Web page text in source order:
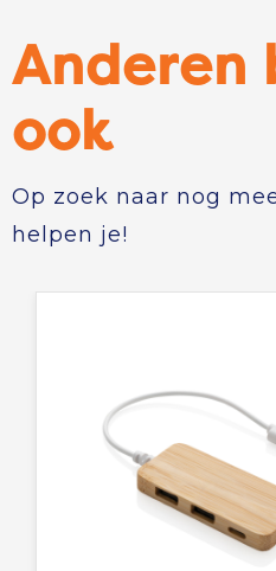
Anderen
ook
Op zoek naar nog
helpen je!